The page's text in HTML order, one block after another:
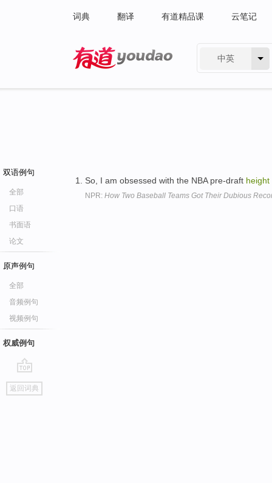
词典 翻译 有道精品课 云笔记
中英
双语例句
全部
口语
书面语
论文
原声例句
全部
音频例句
视频例句
权威例句
go
top
返回词典
So, I am obsessed with the NBA pre-draft height
NPR: How Two Baseball Teams Got Their Dubious